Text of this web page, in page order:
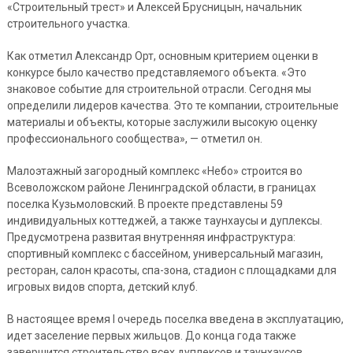
«Строительный трест» и Алексей Брусницын, начальник
строительного участка.
Как отметил Александр Орт, основным критерием оценки в
конкурсе было качество представляемого объекта. «Это
знаковое событие для строительной отрасли. Сегодня мы
определили лидеров качества. Это те компании, строительные
материалы и объекты, которые заслужили высокую оценку
профессионального сообщества», — отметил он.
Малоэтажный загородный комплекс «Небо» строится во
Всеволожском районе Ленинградской области, в границах
поселка Кузьмоловский. В проекте представлены 59
индивидуальных коттеджей, а также таунхаусы и дуплексы.
Предусмотрена развитая внутренняя инфраструктура:
спортивный комплекс с бассейном, универсальный магазин,
ресторан, салон красоты, спа-зона, стадион с площадками для
игровых видов спорта, детский клуб.
В настоящее время I очередь поселка введена в эксплуатацию,
идет заселение первых жильцов. До конца года также